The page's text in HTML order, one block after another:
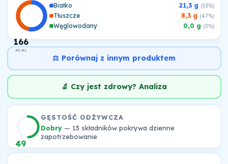
166
KCAL
Białko 21,3 g (53%)
Tłuszcze 8,3 g (47%)
Węglowodany 0,0 g (0%)
⚖️ Porównaj z innym produktem
🔬 Czy jest zdrowy? Analiza
49
GĘSTOŚĆ ODŻYWCZA
Dobry— 13 składników pokrywa dzienne
zapotrzebowanie